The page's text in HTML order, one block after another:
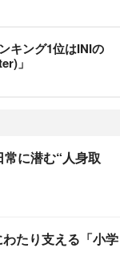
キング1位はINIの
」
に潜む“人身取
たり支える「小学